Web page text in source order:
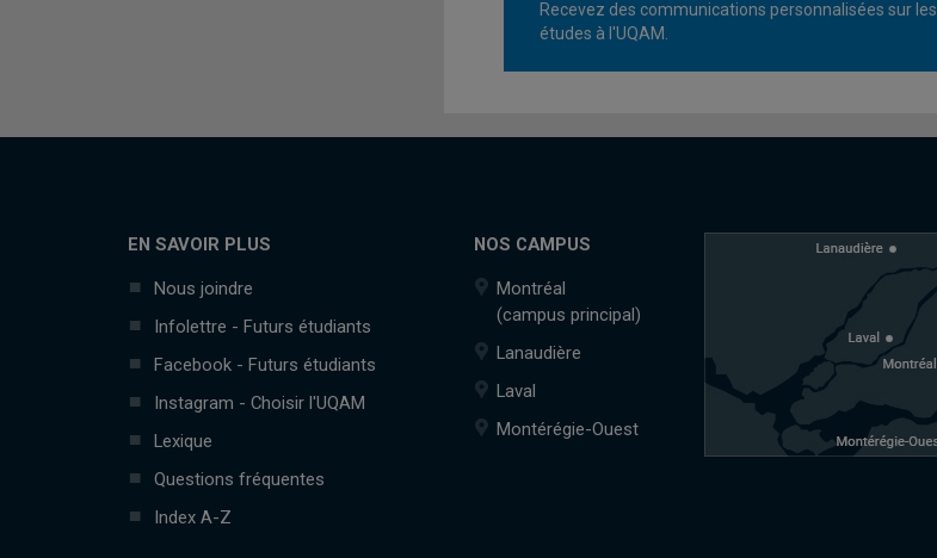
Recevez des communications personnalisées sur les
études à l'UQAM.
EN SAVOIR PLUS
Nous joindre
Infolettre - Futurs étudiants
Facebook - Futurs étudiants
Instagram - Choisir l'UQAM
Lexique
Questions fréquentes
Index A-Z
NOS CAMPUS
Montréal
(campus principal)
Lanaudière
Laval
Montérégie-Ouest